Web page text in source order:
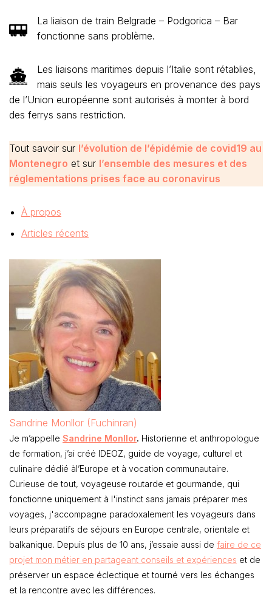
La liaison de train Belgrade – Podgorica – Bar
fonctionne sans problème.
Les liaisons maritimes depuis l’Italie sont rétablies,
mais seuls les voyageurs en provenance des pays
de l’Union européenne sont autorisés à monter à bord
des ferrys sans restriction.
Tout savoir sur l’évolution de l’épidémie de covid19 au
Montenegro et sur l’ensemble des mesures et des
réglementations prises face au coronavirus
À propos
Articles récents
Sandrine Monllor (Fuchinran)
Je m’appelle Sandrine Monllor. Historienne et anthropologue
de formation, j’ai créé IDEOZ, guide de voyage, culturel et
culinaire dédié àl’Europe et à vocation communautaire.
Curieuse de tout, voyageuse routarde et gourmande, qui
fonctionne uniquement à l'instinct sans jamais préparer mes
voyages, j'accompagne paradoxalement les voyageurs dans
leurs préparatifs de séjours en Europe centrale, orientale et
balkanique. Depuis plus de 10 ans, j’essaie aussi de faire de ce
projet mon métier en partageant conseils et expériences et de
préserver un espace éclectique et tourné vers les échanges
et la rencontre avec les différences.